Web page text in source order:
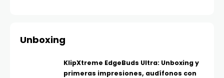
Unboxing
KlipXtreme EdgeBuds Ultra: Unboxing y
primeras impresiones, audífonos con